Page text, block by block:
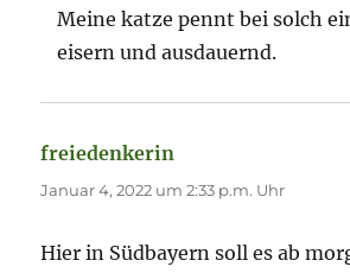
Meine katze pennt bei solch
eisern und ausdauernd.
freiedenkerin
Januar 4, 2022 um 2:33 p.m. Uhr
Hier in Südbayern soll es ab